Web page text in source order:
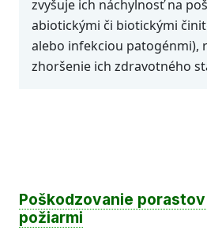
zvyšuje ich náchylnosť na
abiotickými či biotickými
alebo infekciou patogénmi),
zhoršenie ich zdravotného
Poškodzovanie
požiarmi